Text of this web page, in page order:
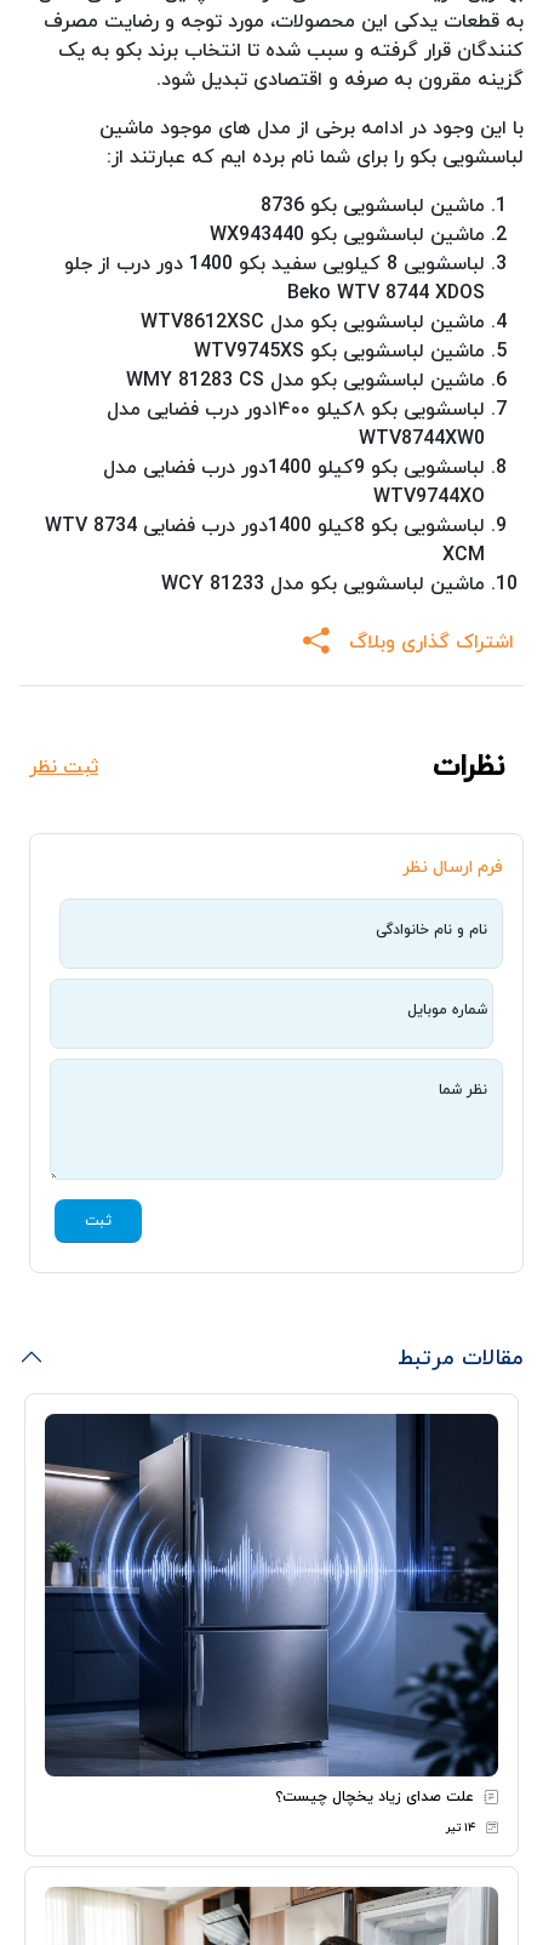
به قطعات یدکی این محصولات، مورد توجه و رضایت مصرف
کنندگان قرار گرفته و سبب شده تا انتخاب برند بکو به یک
گزینه مقرون به صرفه و اقتصادی تبدیل شود.
با این وجود در ادامه برخی از مدل های موجود ماشین
لباسشویی بکو را برای شما نام برده ایم که عبارتند از:
ماشین لباسشویی بکو 8736
ماشین لباسشویی بکو WX943440
لباسشویی 8 کیلویی سفید بکو 1400 دور درب از جلو
Beko WTV 8744 XDOS
ماشین لباسشویی بکو مدل WTV8612XSC
ماشین لباسشویی بکو WTV9745XS
ماشین لباسشویی بکو مدل WMY 81283 CS
لباسشویی بکو ۸کیلو ۱۴۰۰دور درب فضایی مدل
WTV8744XW0
لباسشویی بکو 9کیلو 1400دور درب فضایی مدل
WTV9744XO
لباسشویی بکو 8کیلو 1400دور درب فضایی WTV 8734
XCM
ماشین لباسشویی بکو مدل WCY 81233
اشتراک گذاری وبلاگ
نظرات ثبت نظر
فرم ارسال نظر
نام و نام خانوادگی
شماره موبایل
نظر شما
ثبت
مقالات مرتبط
علت صدای زیاد یخچال چیست؟
۱۴ تیر